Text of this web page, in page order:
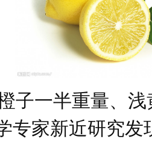
子一半重量、浅
专家新近研究发